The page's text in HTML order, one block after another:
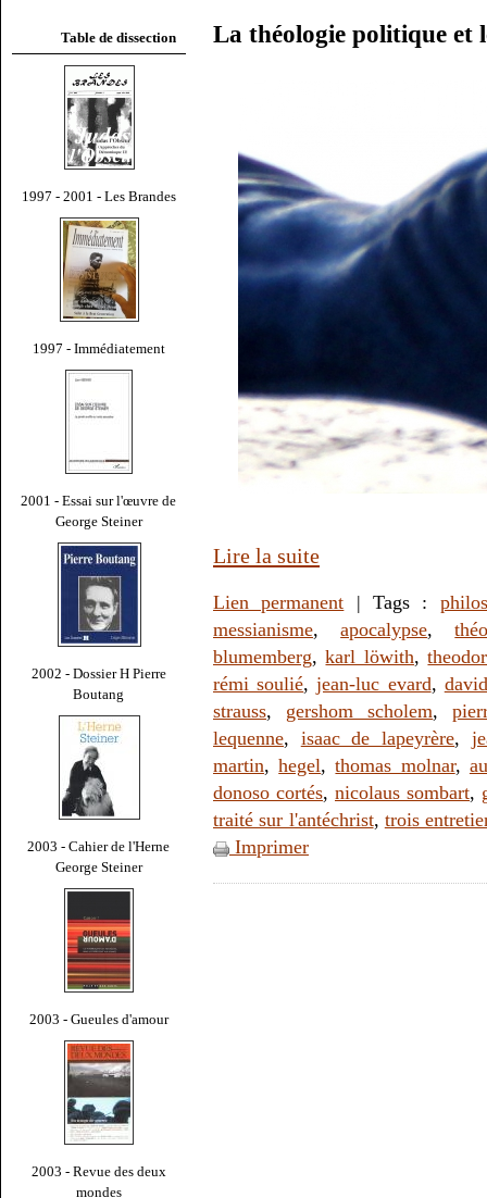
Table de dissection
1997 - 2001 - Les Brandes
1997 - Immédiatement
2001 - Essai sur l'œuvre de
George Steiner
2002 - Dossier H Pierre
Boutang
2003 - Cahier de l'Herne
George Steiner
2003 - Gueules d'amour
2003 - Revue des deux
mondes
La théologie politique et
Lire la suite
Lien permanent | Tags :
messianisme,apocalypse,
blumemberg,karl löwith,
rémi soulié,jean-luc evard,
strauss, gershom scholem,
lequenne, isaac de lapeyrère,
martin,hegel,thomas molnar,
donoso cortés, nicolaus sombart,
traité sur l'antéchrist, trois
Imprimer